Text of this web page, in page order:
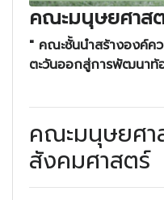
คณะมนุษยศาส
" คณะชั้นนำสร้างองค์
ตะวันออกสู่การพัฒนา
คณะมนุษยศา
สังคมศาสตร์